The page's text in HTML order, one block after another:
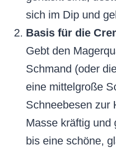
sich im Dip und
Basis für die
Gebt den
Schmand (oder
eine mittelgroße
Schneebesen zur
Masse kräftig und
bis eine schöne,